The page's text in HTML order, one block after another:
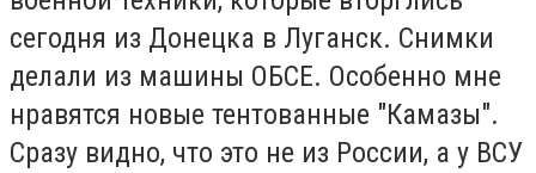
сегодня из Донецка в Луганск. Снимки
делали из машины ОБСЕ. Особенно мне
нравятся новые тентованные "Камазы".
Сразу видно, что это не из России, а у ВСУ